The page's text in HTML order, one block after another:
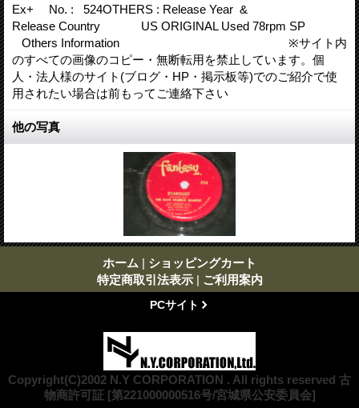
Ex+ No. : 524OTHERS : Release Year &
Release Country US ORIGINAL Used 78rpm SP
Others Information ※サイト内
のすべての画像のコピー・無断転用を禁止しています。個
人・法人様のサイト(ブログ・HP・掲示板等)でのご紹介で使
用されたい場合は前もってご連絡下さい
他の写真
ホーム | ショッピングカート
特定商取引法表示 | ご利用案内
PCサイト
Copyright(C)2002 N.Y CORPORATION . All rights reserved 古
物商許可証 [第221000000516号/宮城県公安委員会]